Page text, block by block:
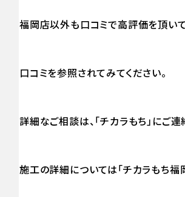
福岡店以外も口コミで高評価を頂い
口コミを参照されてみてください。
詳細なご相談は、「チカラもち」にご連
施工の詳細については「チカラもち福